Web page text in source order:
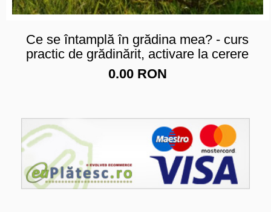
​Ce se întamplă în grădina mea? - curs
practic de grădinărit, activare la cerere
0.00 RON